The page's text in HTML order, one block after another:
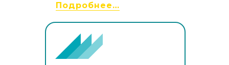
Подробнее…